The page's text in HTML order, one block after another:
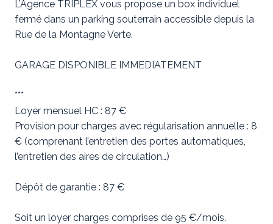
L’Agence TRIPLEX vous propose un box individuel
fermé dans un parking souterrain accessible depuis la
Rue de la Montagne Verte.
GARAGE DISPONIBLE IMMEDIATEMENT
***
Loyer mensuel HC : 87 €
Provision pour charges avec régularisation annuelle : 8
€ (comprenant l’entretien des portes automatiques,
l’entretien des aires de circulation…)
Dépôt de garantie : 87 €
Soit un loyer charges comprises de 95 €/mois.